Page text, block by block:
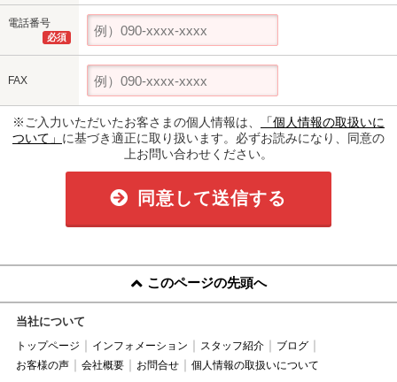
電話番号
必須
FAX
※ご入力いただいたお客さまの個人情報は、
「個人情報の取扱いに
ついて」 に基づき適正に取り扱います。必ずお読みになり、同意の
上お問い合わせください。
同意して送信する
このページの先頭へ
当社について
トップページ インフォメーション スタッフ紹介
ブログ
お客様の声
会社概要 お問合せ 個人情報の取扱いについて